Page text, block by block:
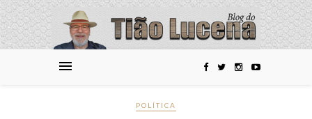
POLÍTICA